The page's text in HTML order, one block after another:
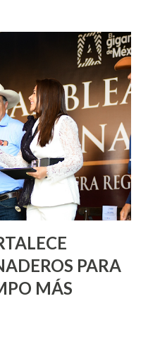
Leo Montañez
usarán cerca de 90 mil
dar inicio en la calle
calle 22 de Octubre, con
Posteriormente se
Nuestra Señora de la
27 de Septiembre, en
en la comunidad
de...
PARA
MÁS